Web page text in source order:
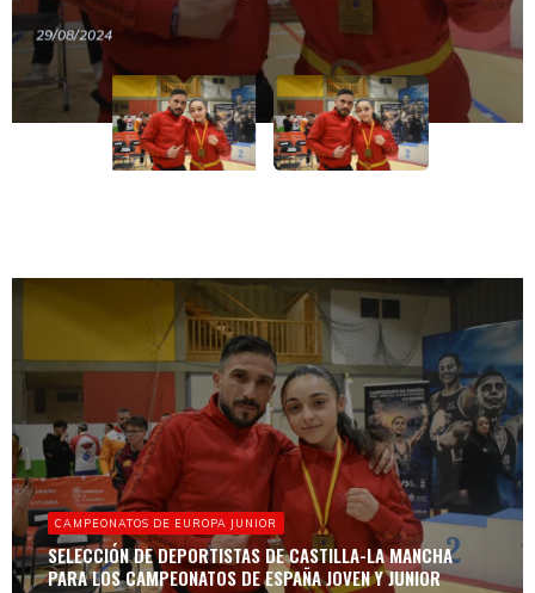
29/08/2024
Debido a la inexistencia de Delegado de la
Real Federación Española de Boxeo en
Castilla-La Mancha, y con la intención
29/08/2024
CAMPEONATOS DE EUROPA JUNIOR
SELECCIÓN DE DEPORTISTAS DE CASTILLA-LA MANCHA
PARA LOS CAMPEONATOS DE ESPAÑA JOVEN Y JUNIOR